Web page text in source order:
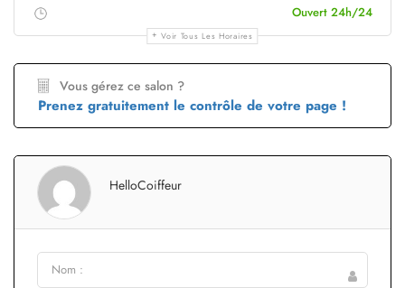
Ouvert 24h/24
Voir Tous Les Horaires
Vous gérez ce salon ?
Prenez gratuitement le contrôle de votre page !
HelloCoiffeur